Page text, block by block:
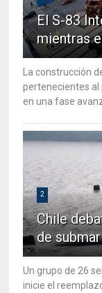
El S-83
mientras
La construcción
pertenecientes al
en una fase
2
Chile
de
Un grupo de 26
inicie el